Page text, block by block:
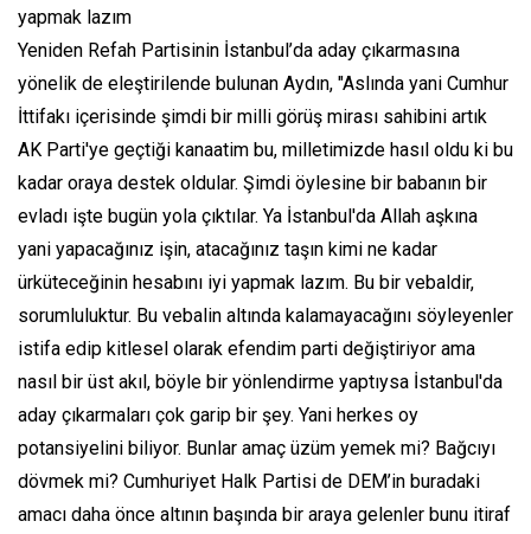
yapmak lazım
Yeniden Refah Partisinin İstanbul’da aday çıkarmasına
yönelik de eleştirilende bulunan Aydın, "Aslında yani Cumhur
İttifakı içerisinde şimdi bir milli görüş mirası sahibini artık
AK Parti'ye geçtiği kanaatim bu, milletimizde hasıl oldu ki bu
kadar oraya destek oldular. Şimdi öylesine bir babanın bir
evladı işte bugün yola çıktılar. Ya İstanbul'da Allah aşkına
yani yapacağınız işin, atacağınız taşın kimi ne kadar
ürküteceğinin hesabını iyi yapmak lazım. Bu bir vebaldir,
sorumluluktur. Bu vebalin altında kalamayacağını söyleyenler
istifa edip kitlesel olarak efendim parti değiştiriyor ama
nasıl bir üst akıl, böyle bir yönlendirme yaptıysa İstanbul'da
aday çıkarmaları çok garip bir şey. Yani herkes oy
potansiyelini biliyor. Bunlar amaç üzüm yemek mi? Bağcıyı
dövmek mi? Cumhuriyet Halk Partisi de DEM’in buradaki
amacı daha önce altının başında bir araya gelenler bunu itiraf